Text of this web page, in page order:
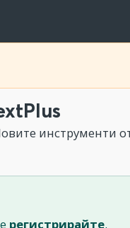
инструменти от
регистрирайте.